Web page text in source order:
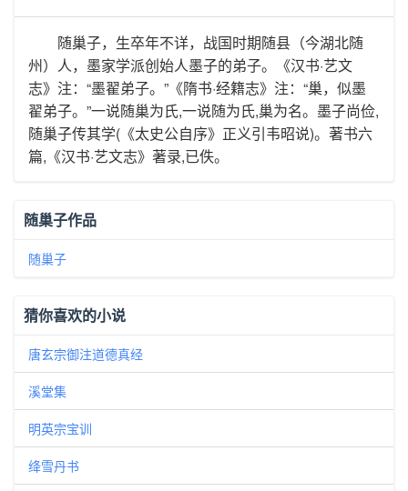
随巢子，生卒年不详，战国时期随县（今湖北随
州）人，墨家学派创始人墨子的弟子。《汉书·艺文
志》注：“墨翟弟子。”《隋书·经籍志》注：“巢，似墨
翟弟子。”一说随巢为氏,一说随为氏,巢为名。墨子尚俭,
随巢子传其学(《太史公自序》正义引韦昭说)。著书六
篇,《汉书·艺文志》著录,已佚。
随巢子作品
随巢子
猜你喜欢的小说
唐玄宗御注道德真经
溪堂集
明英宗宝训
绛雪丹书